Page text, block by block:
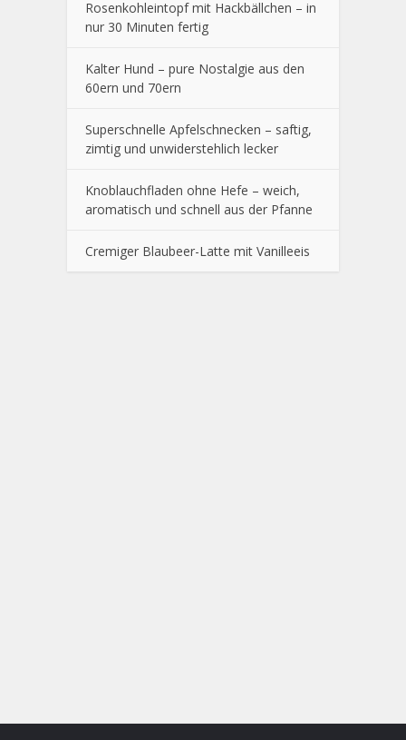
Rosenkohleintopf mit Hackbällchen – in
nur 30 Minuten fertig
Kalter Hund – pure Nostalgie aus den
60ern und 70ern
Superschnelle Apfelschnecken – saftig,
zimtig und unwiderstehlich lecker
Knoblauchfladen ohne Hefe – weich,
aromatisch und schnell aus der Pfanne
Cremiger Blaubeer-Latte mit Vanilleeis